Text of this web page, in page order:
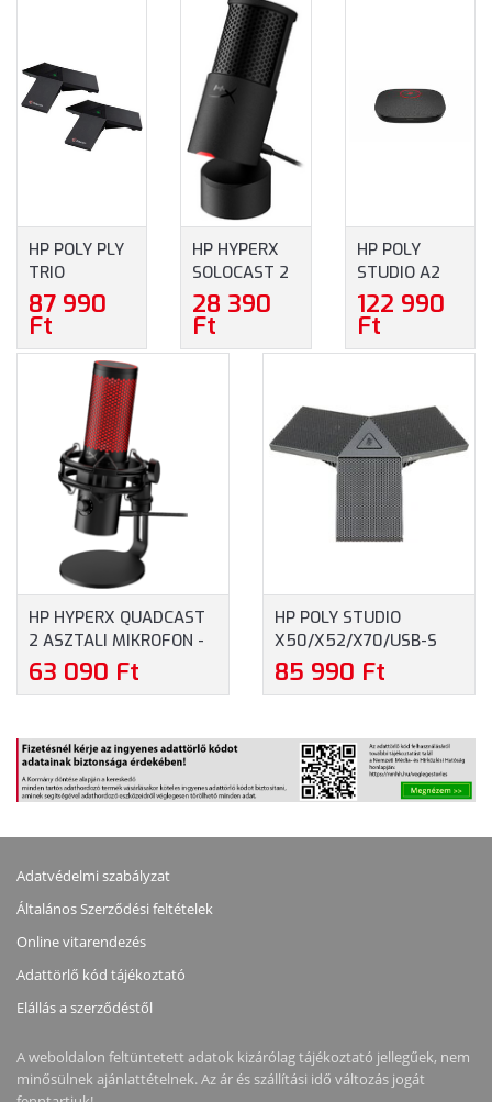
HP POLY PLY
TRIO
8300/8800
EXPANSION
(85X00AA)
87 990
Ft
HP HYPERX
SOLOCAST 2
ASZTALI
VEZETÉKES
28 390
Ft
HP POLY
STUDIO A2
BLACK TABLE
MICROPHONE
CABLES
(B22X6AA)
122 990
Ft
HP HYPERX QUADCAST
2 ASZTALI MIKROFON -
FEKETE SZÍNBEN
(872V1AA)
63 090 Ft
HP POLY STUDIO
X50/X52/X70/USB-S
ASZTALI MIKROFON
(875M6AA)
85 990 Ft
Adatvédelmi szabályzat
Általános Szerződési feltételek
Online vitarendezés
Adattörlő kód tájékoztató
Elállás a szerződéstől
A weboldalon feltüntetett adatok kizárólag tájékoztató jellegűek, nem
minősülnek ajánlattételnek. Az ár és szállítási idő változás jogát